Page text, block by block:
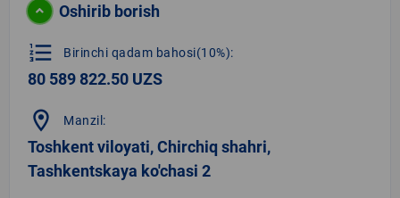
Oshirib borish
format_list_numbered Birinchi qadam bahosi(10%):
80 589 822.50 UZS
location_on Manzil:
Toshkent viloyati, Chirchiq shahri,
Tashkentskaya ko'chasi 2